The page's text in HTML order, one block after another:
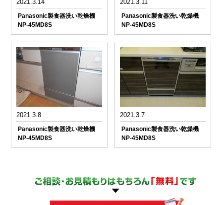
2021.3.14
Panasonic製食器洗い乾燥機
NP-45MD8S
2021.3.11
Panasonic製食器洗い乾燥機
NP-45MD8S
2021.3.8
Panasonic製食器洗い乾燥機
NP-45MD8S
2021.3.7
Panasonic製食器洗い乾燥機
NP-45MD8S